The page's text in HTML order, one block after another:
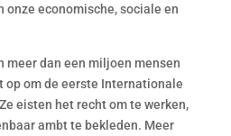
economische, sociale en
meer dan een miljoen mensen
op om de eerste Internationale
eisten het recht om te werken,
ambt te bekleden. Meer